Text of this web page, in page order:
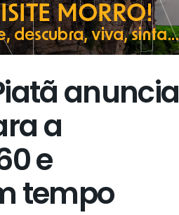
anuncia
a
e
tempo